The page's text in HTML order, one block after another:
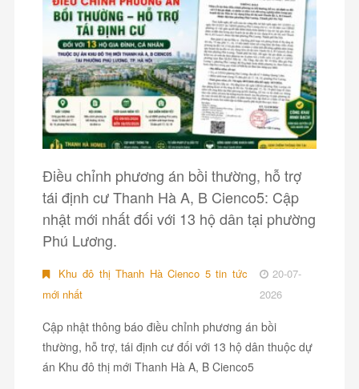
Điều chỉnh phương án bồi thường, hỗ trợ
tái định cư Thanh Hà A, B Cienco5: Cập
nhật mới nhất đối với 13 hộ dân tại phường
Phú Lương.
Khu đô thị Thanh Hà Cienco 5 tin tức
mới nhất
20-07-
2026
Cập nhật thông báo điều chỉnh phương án bồi
thường, hỗ trợ, tái định cư đối với 13 hộ dân thuộc dự
án Khu đô thị mới Thanh Hà A, B Cienco5